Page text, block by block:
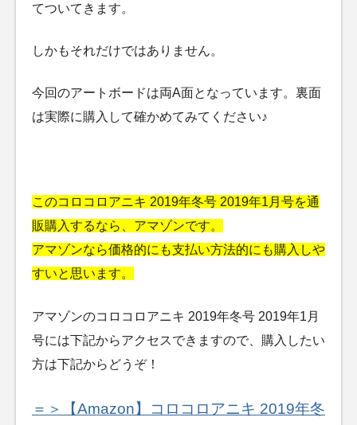
てついてきます。
しかもそれだけではありません。
今回のアートボードは両A面となっています。裏面
は実際に購入して確かめてみてください♪
このコロコロアニキ 2019年冬号 2019年1月号を通
販購入するなら、アマゾンです。
アマゾンなら価格的にも支払い方法的にも購入しや
すいと思います。
アマゾンのコロコロアニキ 2019年冬号 2019年1月
号には下記からアクセスできますので、購入したい
方は下記からどうぞ！
＝＞【Amazon】コロコロアニキ 2019年冬